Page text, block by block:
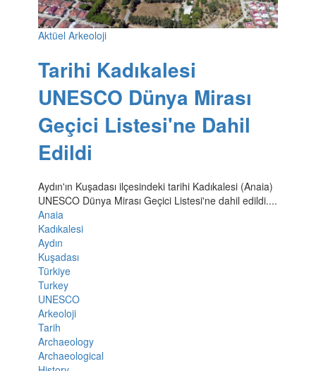
Aktüel Arkeoloji
Tarihi Kadıkalesi
UNESCO Dünya Mirası
Geçici Listesi'ne Dahil
Edildi
Aydın'ın Kuşadası ilçesindeki tarihi Kadıkalesi (Anaia)
UNESCO Dünya Mirası Geçici Listesi'ne dahil edildi....
Anaia
Kadıkalesi
Aydın
Kuşadası
Türkiye
Turkey
UNESCO
Arkeoloji
Tarih
Archaeology
Archaeological